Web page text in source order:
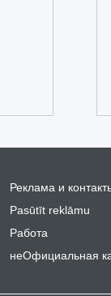
Реклама и
Pasūtīt reklāmu
Работа
неОфициальная